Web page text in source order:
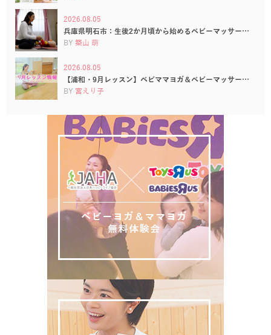
2026.08.05
兵庫県明石市：生後2か月頃から始めるベビーマッサー…
BY 築山 萌
2026.08.05
【浦和・9月レッスン】ベビママヨガ＆ベビーマッサー…
BY 宮えり子